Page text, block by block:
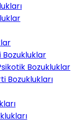
Bozukluklar
Bozukluklar
Bozuklukları